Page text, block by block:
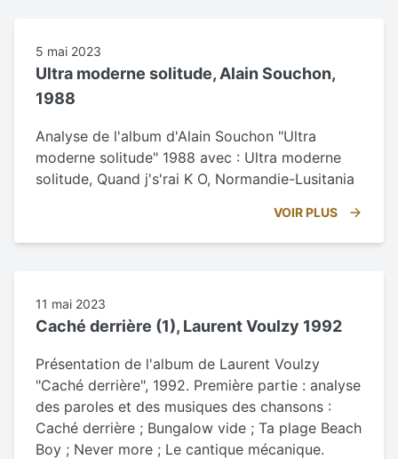
5 mai 2023
Ultra moderne solitude, Alain Souchon,
1988
Analyse de l'album d'Alain Souchon "Ultra
moderne solitude" 1988 avec : Ultra moderne
solitude, Quand j's'rai K O, Normandie-Lusitania
VOIR PLUS
11 mai 2023
Caché derrière (1), Laurent Voulzy 1992
Présentation de l'album de Laurent Voulzy
"Caché derrière", 1992. Première partie : analyse
des paroles et des musiques des chansons :
Caché derrière ; Bungalow vide ; Ta plage Beach
Boy ; Never more ; Le cantique mécanique.